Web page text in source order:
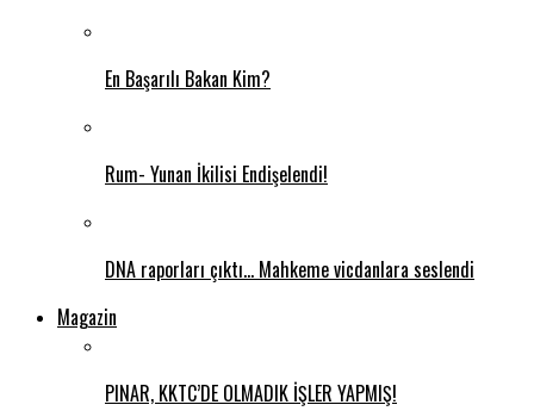
En Başarılı Bakan Kim?
Rum- Yunan İkilisi Endişelendi!
DNA raporları çıktı… Mahkeme vicdanlara seslendi
Magazin
PINAR, KKTC’DE OLMADIK İŞLER YAPMIŞ!